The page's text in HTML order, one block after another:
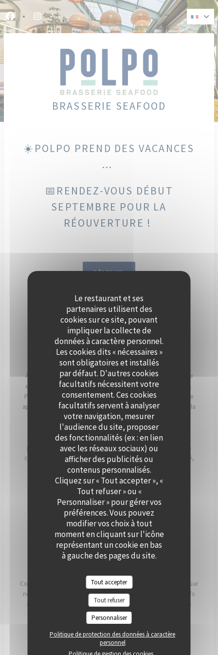
Personnalisation de vos choix en matière de cookies
Le restaurant et ses
partenaires utilisent des
cookies sur ce site, pouvant
impliquer la collecte de
données à caractère personnel.
Les cookies dits « nécessaires »
sont obligatoires et installés
par défaut. D'autres cookies
facultatifs nécessitent votre
consentement. Ces cookies
facultatifs servent à analyser
votre navigation, mesurer
l'audience du site, proposer
des fonctionnalités (ex : en lien
avec les réseaux sociaux) ou
afficher des publicités ou
contenus personnalisés.
Cliquez sur « Tout accepter », «
Tout refuser » ou «
Personnaliser » pour gérer vos
préférences. Vous pouvez
modifier vos choix à tout
moment en cliquant sur l'icône
représentant un cookie en bas
à gauche des pages du site.
Tout accepter
Tout refuser
Personnaliser
Politique de protection des données à caractère
personnel
Facebook ((ouvre une nouvelle fenêtre))
Instagram ((ouvre une nouvelle fenêtre))
BRASSERIE SEAFOOD
☀️POLPO PREND DES VACANCES
...
📅RENDEZ-VOUS DÉBUT
SEPTEMBRE POUR LA
RÉOUVERTURE !
RÉSERVER
DÈS SEPTEMBRE, ORGANISEZ
VOTRE ÉVÈNEMENT SUR LA
SEINE, À BORD DE POLPO
BRASSERIE.
À Levallois-Perret, Polpo Brasserie vous invite à vivre une
expérience unique sur sa péniche au charme authentique.
Profitez d’une vue panoramique sur la Seine et d’un cadre
apaisant, sublimé par les couchers de soleil qui illuminent la
terrasse en soirée.
Que ce soit pour un cocktail, un dîner ou une réception
professionnelle, notre équipe vous accompagne dans la
création d’un événement personnalisé, alliant convivialité,
élégance et saveurs de saison. Offrez à vos invités un
moment hors du temps, à deux pas de Paris.
PRIVATISER
NOS ENGAGEMENTS
Conscients que ce que nous mangeons a un impact direct sur
notre santé, notre planète et nos communautés, nos chefs
et nos équipes travaillent chaque jour pour essayer d'en
avoir le plus possible. impact positif possible.
LIRE